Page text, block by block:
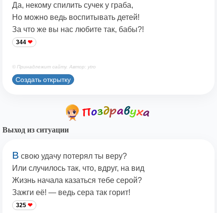
Да, некому спилить сучек у граба,
Но можно ведь воспитывать детей!
За что же вы нас любите так, бабы?!
344
© Принадлежит сайту. Автор: ytro
Создать открытку
Выход из ситуации
В свою удачу потерял ты веру?
Или случилось так, что, вдруг, на вид
Жизнь начала казаться тебе серой?
Зажги её! — ведь сера так горит!
325